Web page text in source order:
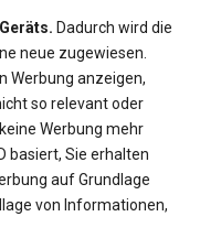
Dadurch wird die
neue zugewiesen.
Werbung anzeigen,
so relevant oder
Werbung mehr
basiert, Sie erhalten
auf Grundlage
von Informationen,